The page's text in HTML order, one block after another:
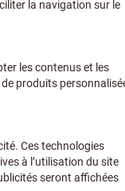
pour vous
et n’est donc